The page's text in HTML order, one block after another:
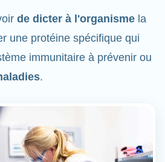
de dicter à l'organisme la
une protéine spécifique qui
immunitaire à prévenir ou
.